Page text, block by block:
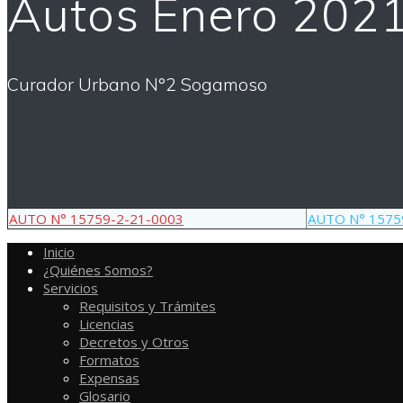
Autos Enero
Curador Urbano N°2 Sogamoso
AUTO N° 15759-2-21-0003 AUTO N°
Inicio
¿Quiénes Somos?
Servicios
Requisitos y Trámites
Licencias
Decretos y Otros
Formatos
Expensas
Glosario